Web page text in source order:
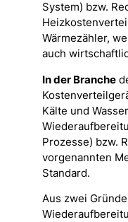
System) bzw.
Wärmezähler,
auch
In der Branche
Kälte und
Prozesse) bzw.
vorgenannten
Standard.
Aus zwei